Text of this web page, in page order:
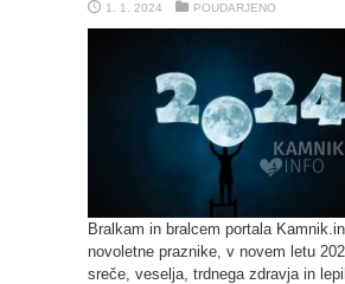
1. 1. 2024 POUDARJENO
Bralkam in bralcem portala
novoletne praznike, v novem letu
sreče, veselja, trdnega zdravja in